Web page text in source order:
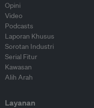
Opini
Video
Podcasts
Laporan Khusus
Sorotan Industri
Serial Fitur
Kawasan
Alih Arah
Layanan